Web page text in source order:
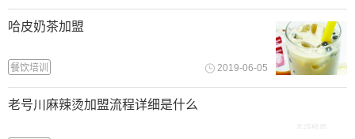
哈皮奶茶加盟
2019-06-05
餐饮培训
老号川麻辣烫加盟流程详细是什么